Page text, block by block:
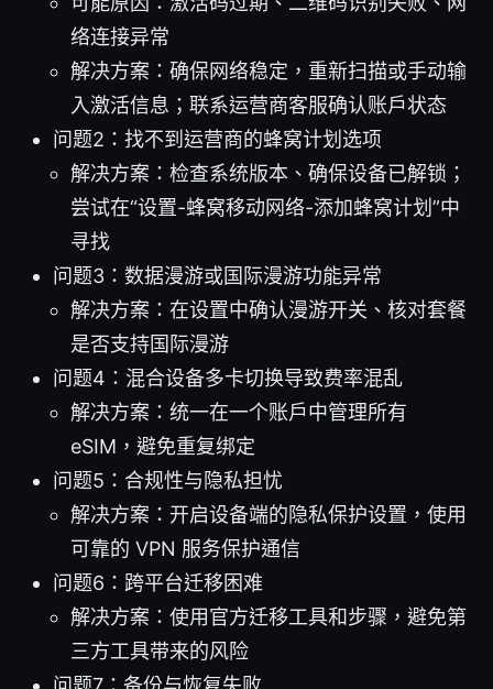
络连接异常
解决方案：确保网络稳定，重新扫描或手动输
入激活信息；联系运营商客服确认账户状态
问题2：找不到运营商的蜂窝计划选项
解决方案：检查系统版本、确保设备已解锁；
尝试在“设置-蜂窝移动网络-添加蜂窝计划”中
寻找
问题3：数据漫游或国际漫游功能异常
解决方案：在设置中确认漫游开关、核对套餐
是否支持国际漫游
问题4：混合设备多卡切换导致费率混乱
解决方案：统一在一个账户中管理所有
eSIM，避免重复绑定
问题5：合规性与隐私担忧
解决方案：开启设备端的隐私保护设置，使用
可靠的 VPN 服务保护通信
问题6：跨平台迁移困难
解决方案：使用官方迁移工具和步骤，避免第
三方工具带来的风险